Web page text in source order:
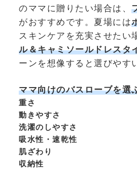
のママに贈りたい場合は、
がおすすめです。夏場には
スキンケアを充実させたい
ル＆キャミソールドレスタ
ーンを想像すると選びやす
ママ向けのバスローブを選
重さ
動きやすさ
洗濯のしやすさ
吸水性・速乾性
肌ざわり
収納性